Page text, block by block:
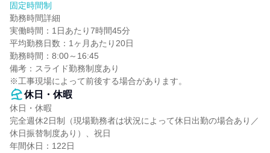
固定時間制
勤務時間詳細
実働時間：1日あたり7時間45分
平均勤務日数：1ヶ月あたり20日
勤務時間：8:00～16:45
備考：スライド勤務制度あり
※工事現場によって前後する場合があります。
休日・休暇
休日・休暇
完全週休2日制（現場勤務者は状況によって休日出勤の場合あり／
休日振替制度あり）、祝日
年間休日：122日